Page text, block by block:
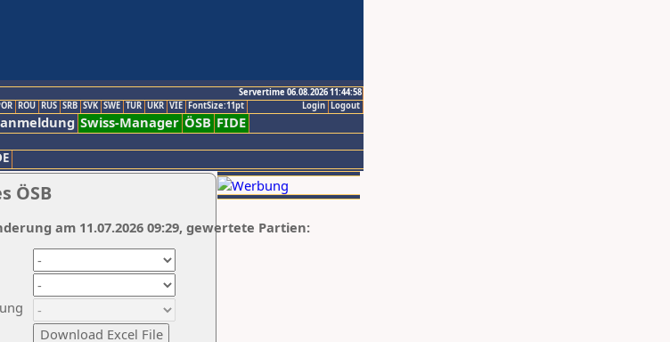
Servertime 06.08.2026 11:44:58
Logout
Login
ROU RUS SRB SVK SWE TUR UKR VIE FontSize:11pt
Swiss-Manager ÖSB FIDE
ÖSB
am 11.07.2026 09:29, gewertete Partien: